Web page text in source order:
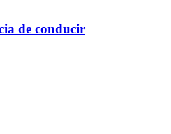
de conducir